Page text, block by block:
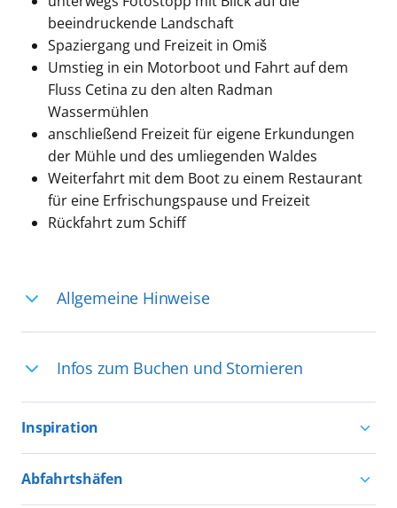
beeindruckende Landschaft
Spaziergang und Freizeit in Omiš
Umstieg in ein Motorboot und Fahrt auf dem
Fluss Cetina zu den alten Radman
Wassermühlen
anschließend Freizeit für eigene Erkundungen
der Mühle und des umliegenden Waldes
Weiterfahrt mit dem Boot zu einem Restaurant
für eine Erfrischungspause und Freizeit
Rückfahrt zum Schiff
Allgemeine Hinweise
Deutschsprachige Reiseleiter:innen sind
in vielen Regionen verfügbar, aber in
einigen Ländern selten, sodass dort
englischsprachige Expert:innen die
Ausflüge führen. Beide Optionen bieten
Infos zum Buchen und Stornieren
entweder bereits vor der Reise bis kurz
Inspiration
Aktivurlaub mit AIDA
Abfahrtshäfen